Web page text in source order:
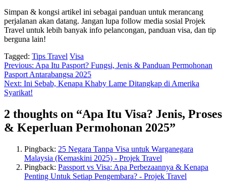
Simpan & kongsi artikel ini sebagai panduan untuk merancang
perjalanan akan datang. Jangan lupa follow media sosial Projek
Travel untuk lebih banyak info pelancongan, panduan visa, dan tip
berguna lain!
Tagged: Tips Travel Visa
Post
navigation
Previous: Apa Itu Pasport? Fungsi, Jenis & Panduan Permohonan
Pasport Antarabangsa 2025
Next: Ini Sebab, Kenapa Khaby Lame Ditangkap di Amerika
Syarikat!
2 thoughts on “Apa Itu Visa? Jenis, Proses
& Keperluan Permohonan 2025”
Pingback: 25 Negara Tanpa Visa untuk Warganegara
Malaysia (Kemaskini 2025) - Projek Travel
Pingback: Passport vs Visa: Apa Perbezaannya & Kenapa
Penting Untuk Setiap Pengembara? - Projek Travel